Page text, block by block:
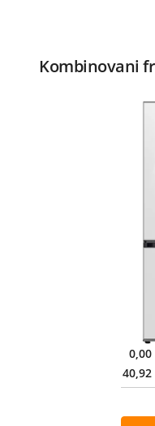
Kombinovani
0,00
40,92